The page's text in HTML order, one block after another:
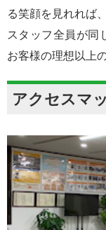
る笑顔を見れれば
スタッフ全員が同
お客様の理想以上
アクセスマ